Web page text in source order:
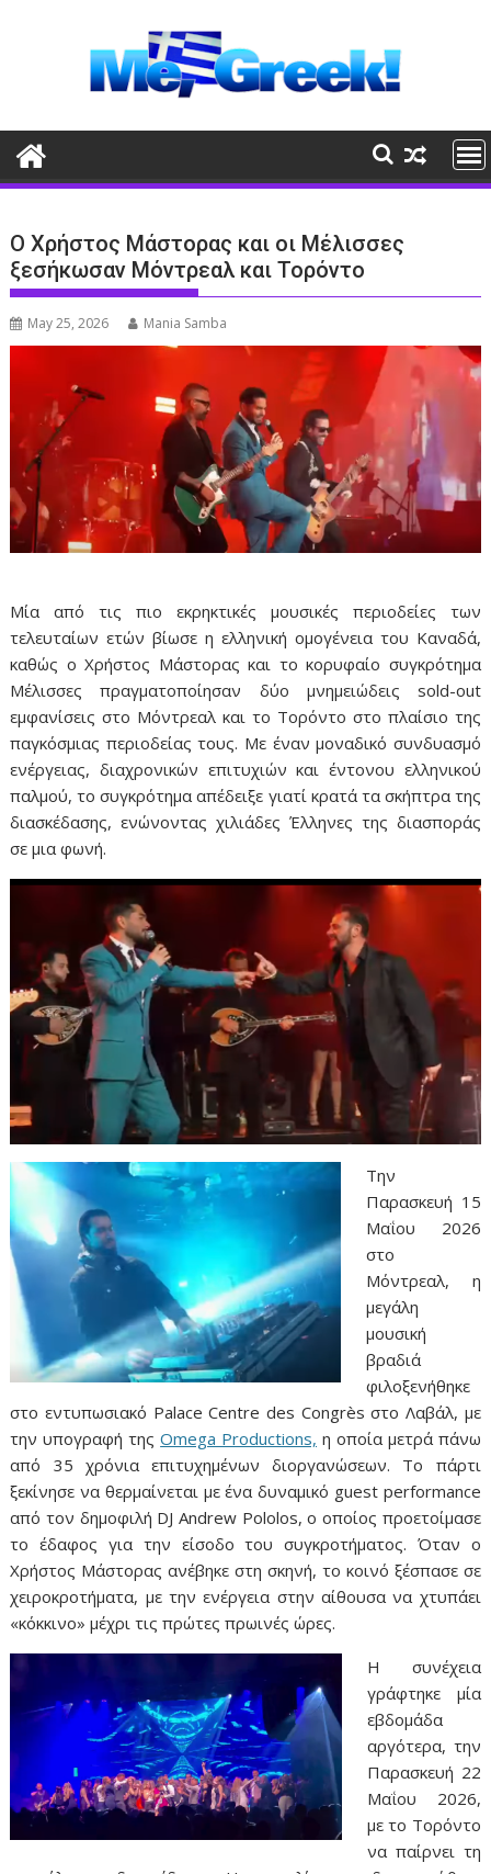
Ο Χρήστος Μάστορας και οι Μέλισσες
ξεσήκωσαν Μόντρεαλ και Τορόντο
May 25, 2026 Mania Samba
Μία από τις πιο εκρηκτικές μουσικές περιοδείες των
τελευταίων ετών βίωσε η ελληνική ομογένεια του Καναδά,
καθώς ο Χρήστος Μάστορας και το κορυφαίο συγκρότημα
Μέλισσες πραγματοποίησαν δύο μνημειώδεις sold-out
εμφανίσεις στο Μόντρεαλ και το Τορόντο στο πλαίσιο της
παγκόσμιας περιοδείας τους. Με έναν μοναδικό συνδυασμό
ενέργειας, διαχρονικών επιτυχιών και έντονου ελληνικού
παλμού, το συγκρότημα απέδειξε γιατί κρατά τα σκήπτρα της
διασκέδασης, ενώνοντας χιλιάδες Έλληνες της διασποράς
σε μια φωνή.
Την
Παρασκευή 15
Μαΐου 2026
στο
Μόντρεαλ, η
μεγάλη
μουσική
βραδιά
φιλοξενήθηκε
στο εντυπωσιακό Palace Centre des Congrès στο Λαβάλ, με
την υπογραφή τηςOmega Productions, η οποία μετρά πάνω
από 35 χρόνια επιτυχημένων διοργανώσεων. Το πάρτι
ξεκίνησε να θερμαίνεται με ένα δυναμικό guest performance
από τον δημοφιλή DJ Andrew Pololos, ο οποίος προετοίμασε
το έδαφος για την είσοδο του συγκροτήματος. Όταν ο
Χρήστος Μάστορας ανέβηκε στη σκηνή, το κοινό ξέσπασε σε
χειροκροτήματα, με την ενέργεια στην αίθουσα να χτυπάει
«κόκκινο» μέχρι τις πρώτες πρωινές ώρες.
Η συνέχεια
γράφτηκε μία
εβδομάδα
αργότερα, την
Παρασκευή 22
Μαΐου 2026,
με το Τορόντο
να παίρνει τη